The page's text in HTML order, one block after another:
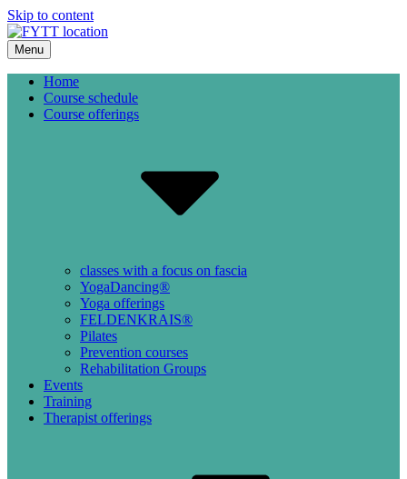
Skip to content
FYTT location
COME AS YOU ARE AND EXPERIENCE YOURSELF IN
MOTION
Menu
Home
Course schedule
Course offerings
classes with a focus on fascia
YogaDancing®
Yoga offerings
FELDENKRAIS®
Pilates
Prevention courses
Rehabilitation Groups
Events
Training
Therapist offerings